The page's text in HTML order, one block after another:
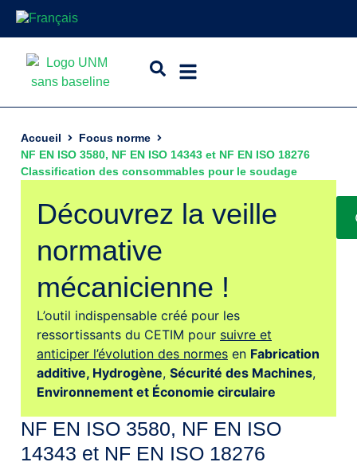
Accueil
Focus norme
NF EN ISO 3580, NF EN ISO 14343 et NF EN ISO 18276
Classification des consommables pour le soudage
Découvrez la veille
normative
mécanicienne !
L’outil indispensable créé pour les
ressortissants du CETIM pour suivre et
anticiper l’évolution des normes en Fabrication
additive, Hydrogène, Sécurité des Machines,
Environnement et Économie circulaire
NF EN ISO 3580, NF EN ISO
14343 et NF EN ISO 18276